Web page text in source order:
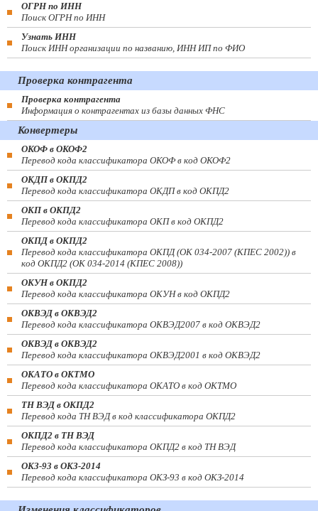
ОГРН по ИНН
Поиск ОГРН по ИНН
Узнать ИНН
Поиск ИНН организации по названию, ИНН ИП по ФИО
Проверка контрагента
Проверка контрагента
Информация о контрагентах из базы данных ФНС
Конвертеры
ОКОФ в ОКОФ2
Перевод кода классификатора ОКОФ в код ОКОФ2
ОКДП в ОКПД2
Перевод кода классификатора ОКДП в код ОКПД2
ОКП в ОКПД2
Перевод кода классификатора ОКП в код ОКПД2
ОКПД в ОКПД2
Перевод кода классификатора ОКПД (ОК 034-2007 (КПЕС 2002)) в
код ОКПД2 (ОК 034-2014 (КПЕС 2008))
ОКУН в ОКПД2
Перевод кода классификатора ОКУН в код ОКПД2
ОКВЭД в ОКВЭД2
Перевод кода классификатора ОКВЭД2007 в код ОКВЭД2
ОКВЭД в ОКВЭД2
Перевод кода классификатора ОКВЭД2001 в код ОКВЭД2
ОКАТО в ОКТМО
Перевод кода классификатора ОКАТО в код ОКТМО
ТН ВЭД в ОКПД2
Перевод кода ТН ВЭД в код классификатора ОКПД2
ОКПД2 в ТН ВЭД
Перевод кода классификатора ОКПД2 в код ТН ВЭД
ОКЗ-93 в ОКЗ-2014
Перевод кода классификатора ОКЗ-93 в код ОКЗ-2014